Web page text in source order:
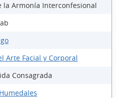
la Armonía Interconfesional
Arte Facial y Corporal
Consagrada